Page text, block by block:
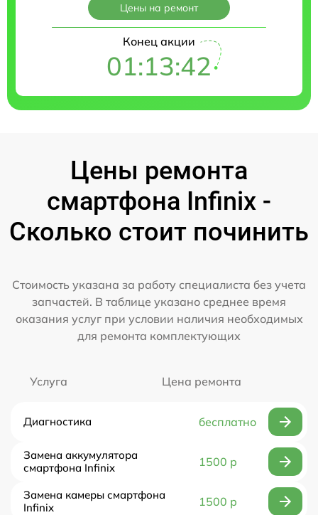
Цены на ремонт
Конец акции
01:13:41
Цены ремонта
смартфона Infinix -
Сколько стоит починить
Стоимость указана за работу специалиста без учета
запчастей. В таблице указано среднее время
оказания услуг при условии наличия необходимых
для ремонта комплектующих
Услуга Цена ремонта
Диагностика бесплатно
Замена аккумулятора
смартфона Infinix
1500 р
Замена камеры смартфона
Infinix
1500 р